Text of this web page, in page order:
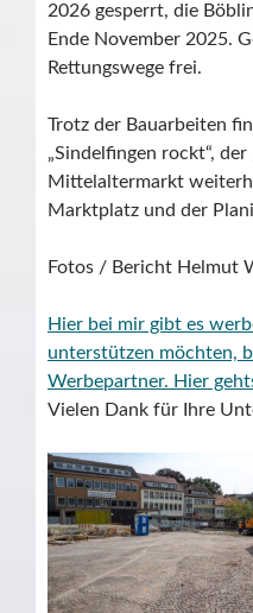
2026 gesperrt, die
Ende November 2025.
Rettungswege frei.
Trotz der Bauarbeiten
„Sindelfingen rockt“,
Mittelaltermarkt
Marktplatz und der
Fotos / Bericht Helmut
Hier bei mir gibt es
unterstützen möchten,
Werbepartner. Hier
Vielen Dank für Ihre